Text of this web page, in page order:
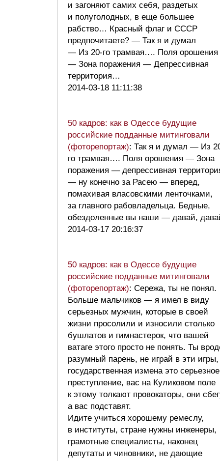
и загоняют самих себя, раздетых
и полуголодных, в еще большее
рабство… Красный флаг и СССР
предпочитаете? — Так я и думал
— Из 20-го трамвая…. Поля орошения
— Зона поражения — Депрессивная
территория…
2014-03-18 11:11:38
50 кадров: как в Одессе будущие
российские подданные митинговали
(фоторепортаж): Так я и думал — Из
го трамвая…. Поля орошения — Зона
поражения — депрессивная
— ну конечно за Расею — вперед,
помахивая власовскими ленточками,
за главного рабовладельца. Бедные,
обездоленные вы наши — давай,
2014-03-17 20:16:37
50 кадров: как в Одессе будущие
российские подданные митинговали
(фоторепортаж): Сережа, ты не понял.
Больше мальчиков — я имел в виду
серьезных мужчин, которые в своей
жизни просолили и износили столько
бушлатов и гимнастерок, что вашей
ватаге этого просто не понять. Ты
разумный парень, не играй в эти игры,
государственная измена это серьезное
преступление, вас на Куликовом поле
к этому толкают провокаторы, они
а вас подставят.
Идите учиться хорошему ремеслу,
в институты, стране нужны инженеры,
грамотные специалисты, наконец
депутаты и чиновники, не дающие